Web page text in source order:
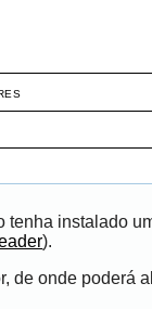
tenha instalado
).
de onde poderá